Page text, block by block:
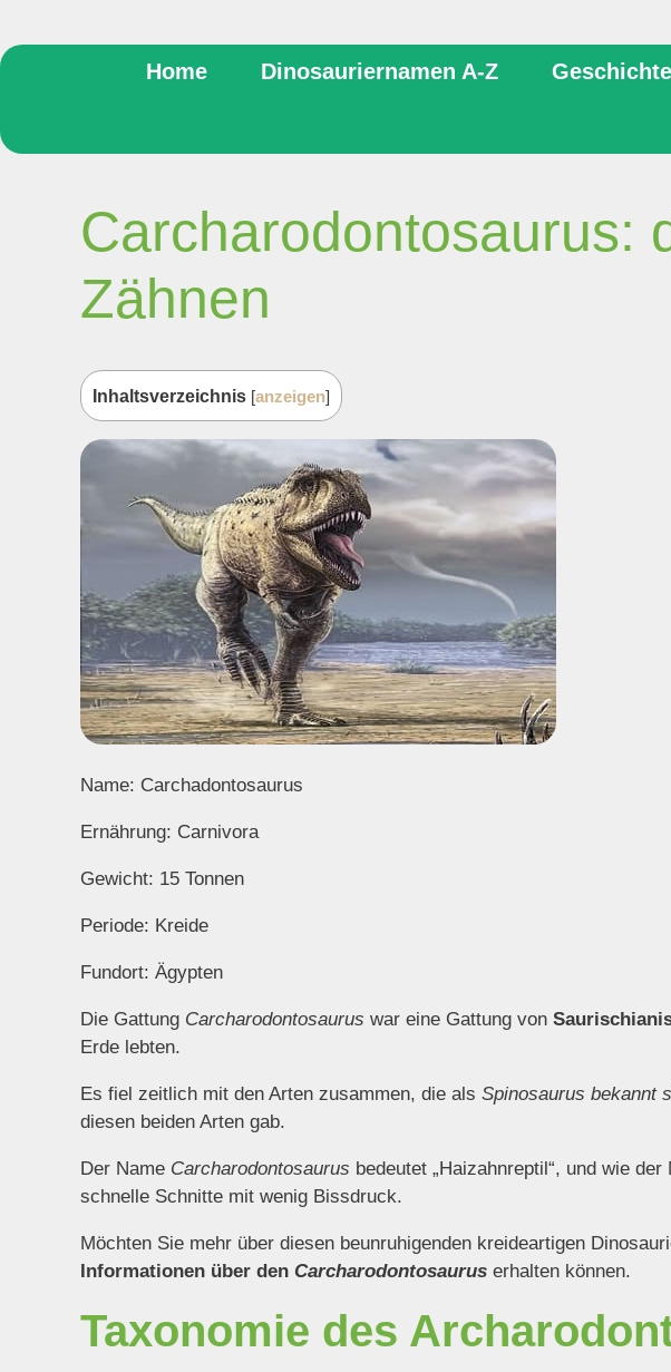
Home Dinosauriernamen A-Z Geschichte
Carcharodontosaurus:
Zähnen
Inhaltsverzeichnis [anzeigen]
Name: Carchadontosaurus
Ernährung: Carnivora
Gewicht: 15 Tonnen
Periode: Kreide
Fundort: Ägypten
Die Gattung Carcharodontosaurus war eine Gattung von
Erde lebten.
Es fiel zeitlich mit den Arten zusammen, die als Spinosaurus bekannt
diesen beiden Arten gab.
Der Name Carcharodontosaurus bedeutet „Haizahnreptil“, und wie
schnelle Schnitte mit wenig Bissdruck.
Möchten Sie mehr über diesen beunruhigenden kreideartigen
Informationen über den Carcharodontosaurus erhalten können.
Taxonomie des